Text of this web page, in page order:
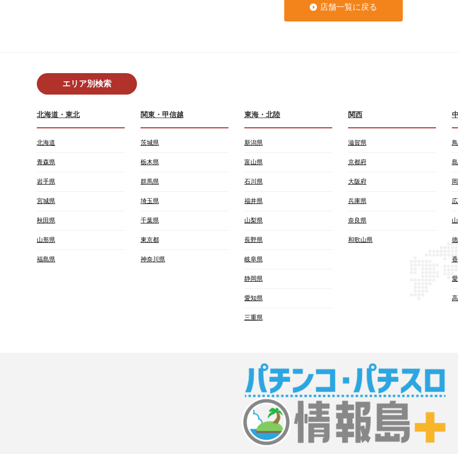
店舗一覧に戻る
エリア別検索
北海道・東北
北海道
青森県
岩手県
宮城県
秋田県
山形県
福島県
関東・甲信越
茨城県
栃木県
群馬県
埼玉県
千葉県
東京都
神奈川県
東海・北陸
新潟県
富山県
石川県
福井県
山梨県
長野県
岐阜県
静岡県
愛知県
三重県
関西
滋賀県
京都府
大阪府
兵庫県
奈良県
和歌山県